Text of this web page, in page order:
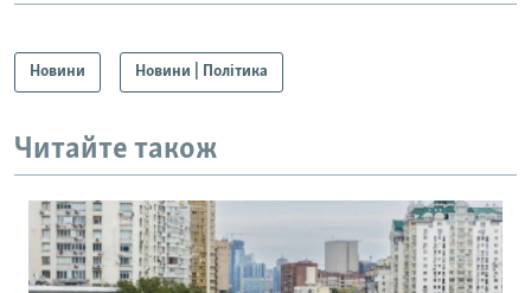
Новини Новини | Політика
Читайте також